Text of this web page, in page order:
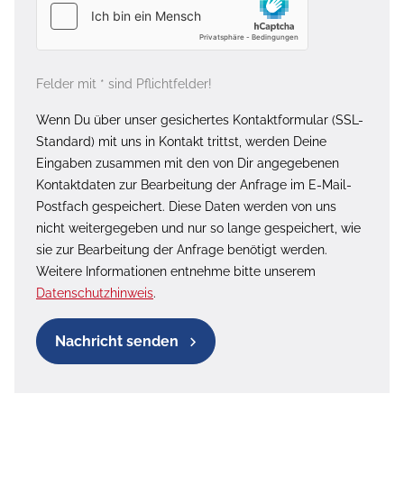
Felder mit * sind Pflichtfelder!
Wenn Du über unser gesichertes Kontaktformular (SSL-
Standard) mit uns in Kontakt trittst, werden Deine
Eingaben zusammen mit den von Dir angegebenen
Kontaktdaten zur Bearbeitung der Anfrage im E-Mail-
Postfach gespeichert. Diese Daten werden von uns
nicht weitergegeben und nur so lange gespeichert, wie
sie zur Bearbeitung der Anfrage benötigt werden.
Weitere Informationen entnehme bitte unserem
Datenschutzhinweis.
Nachricht senden